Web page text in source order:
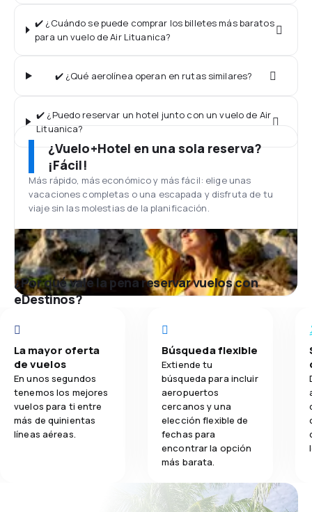
✔️ ¿Cuándo se puede comprar los billetes más baratos
para un vuelo de Air Lituanica?
✔️ ¿Qué aerolínea operan en rutas similares?
✔️ ¿Puedo reservar un hotel junto con un vuelo de Air
Lituanica?
¿Vuelo+Hotel en una sola reserva?
¡Fácil!
Más rápido, más económico y más fácil: elige unas
vacaciones completas o una escapada y disfruta de tu
viaje sin las molestias de la planificación.
¿Por qué vale la pena reservar vuelos con
eDestinos?
La mayor oferta
de vuelos
En unos segundos
tenemos los mejores
vuelos para ti entre
más de quinientas
líneas aéreas.
Búsqueda flexible
Extiende tu
búsqueda para incluir
aeropuertos
cercanos y una
elección flexible de
fechas para
encontrar la opción
más barata.